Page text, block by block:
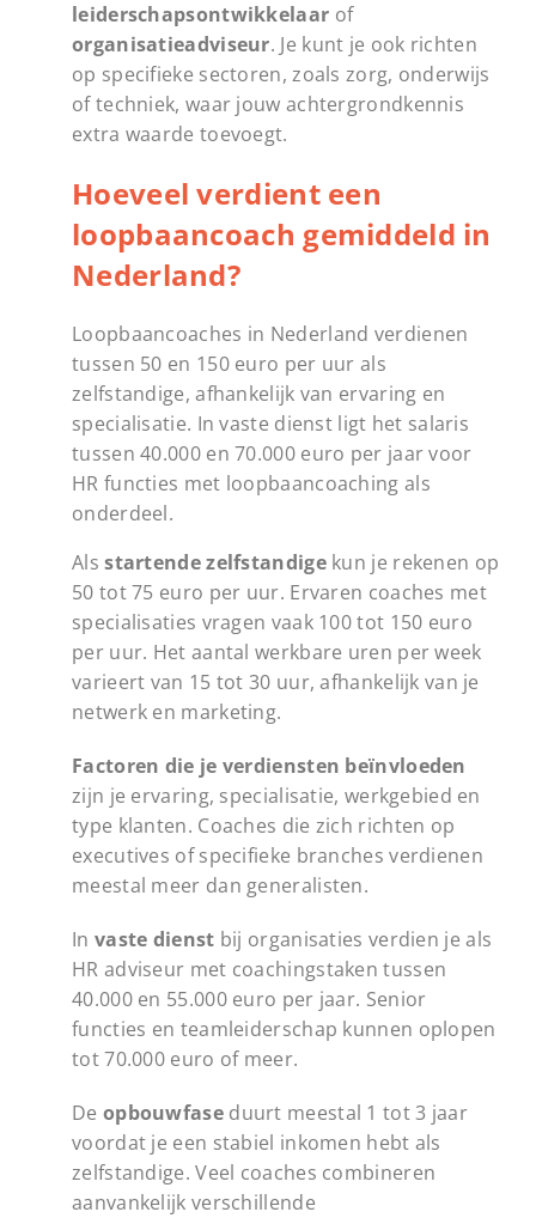
leiderschapsontwikkelaar of
organisatieadviseur. Je kunt je ook richten
op specifieke sectoren, zoals zorg, onderwijs
of techniek, waar jouw achtergrondkennis
extra waarde toevoegt.
Hoeveel verdient een
loopbaancoach gemiddeld in
Nederland?
Loopbaancoaches in Nederland verdienen
tussen 50 en 150 euro per uur als
zelfstandige, afhankelijk van ervaring en
specialisatie. In vaste dienst ligt het salaris
tussen 40.000 en 70.000 euro per jaar voor
HR functies met loopbaancoaching als
onderdeel.
Alsstartende zelfstandigekun je rekenen op
50 tot 75 euro per uur. Ervaren coaches met
specialisaties vragen vaak 100 tot 150 euro
per uur. Het aantal werkbare uren per week
varieert van 15 tot 30 uur, afhankelijk van je
netwerk en marketing.
Factoren die je verdiensten beïnvloeden
zijn je ervaring, specialisatie, werkgebied en
type klanten. Coaches die zich richten op
executives of specifieke branches verdienen
meestal meer dan generalisten.
In vaste dienst bij organisaties verdien je als
HR adviseur met coachingstaken tussen
40.000 en 55.000 euro per jaar. Senior
functies en teamleiderschap kunnen oplopen
tot 70.000 euro of meer.
De opbouwfaseduurt meestal 1 tot 3 jaar
voordat je een stabiel inkomen hebt als
zelfstandige. Veel coaches combineren
aanvankelijk verschillende